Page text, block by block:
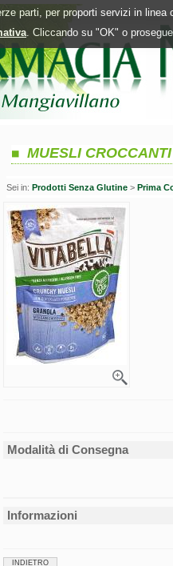
parti, per proporti servizi in
. Cliccando su "OK" o
MUESLI
Sei in: Prodotti Senza Glutine > Prima
Modalità di Consegna
Informazioni
INDIETRO